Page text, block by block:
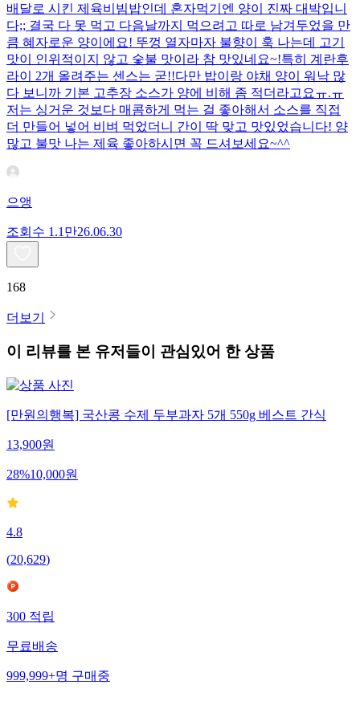
배달로 시킨 제육비빔밥인데 혼자먹기엔 양이 진짜 대박입니
다;; 결국 다 못 먹고 다음날까지 먹으려고 따로 남겨두었을 만
큼 혜자로운 양이에요! 뚜껑 열자마자 불향이 훅 나는데 고기
맛이 인위적이지 않고 숯불 맛이라 참 맛있네요~!특히 계란후
라이 2개 올려주는 센스는 굳!! ​다만 밥이랑 야채 양이 워낙 많
다 보니까 기본 고추장 소스가 양에 비해 좀 적더라고요ㅠ.ㅠ
저는 싱거운 것보다 매콤하게 먹는 걸 좋아해서 소스를 직접
더 만들어 넣어 비벼 먹었더니 간이 딱 맞고 맛있었습니다! 양
많고 불맛 나는 제육 좋아하시면 꼭 드셔보세요~^^
으앵
조회수 1.1만26.06.30
168
더보기
이 리뷰를 본 유저들이 관심있어 한 상품
[만원의행복] 국산콩 수제 두부과자 5개 550g 베스트 간식
13,900원
28%10,000원
4.8
(20,629)
300 적립
무료배송
999,999+명 구매중